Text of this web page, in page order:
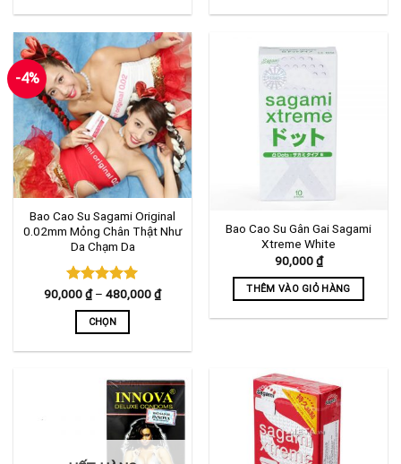
-4%
Bao Cao Su Sagami Original
0.02mm Mỏng Chân Thật Như
Da Chạm Da
Được xếp
hạng5.00
5 sao
90,000₫ – 480,000₫Khoảng
giá:
480,000 ₫
CHỌN
này
nhiều
biến
Bao Cao Su Gân Gai Sagami
Xtreme White
90,000₫
THÊM VÀO GIỎ HÀNG